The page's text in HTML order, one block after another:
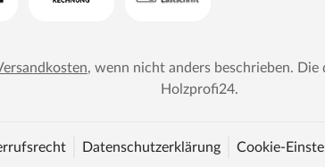
, wenn nicht anders beschrieben.
Holzprofi24.
Datenschutzerklärung Cookie-